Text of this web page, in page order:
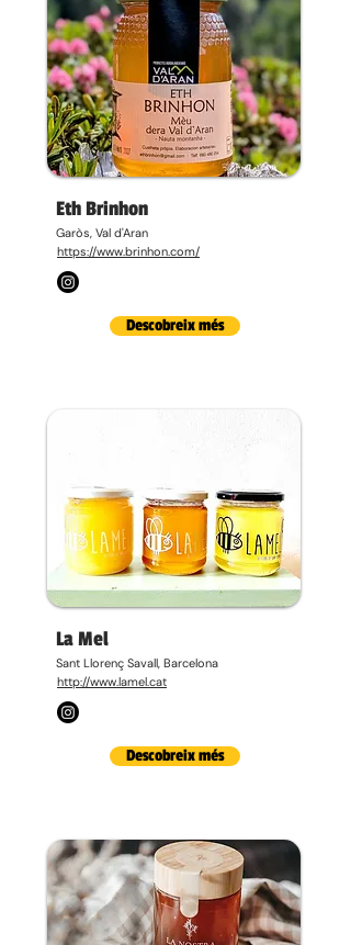
Eth Brinhon
Garòs, Val d'Aran
https://www.brinhon.com/
Descobreix més
La Mel
Sant Llorenç Savall, Barcelona
http://www.lamel.cat
Descobreix més